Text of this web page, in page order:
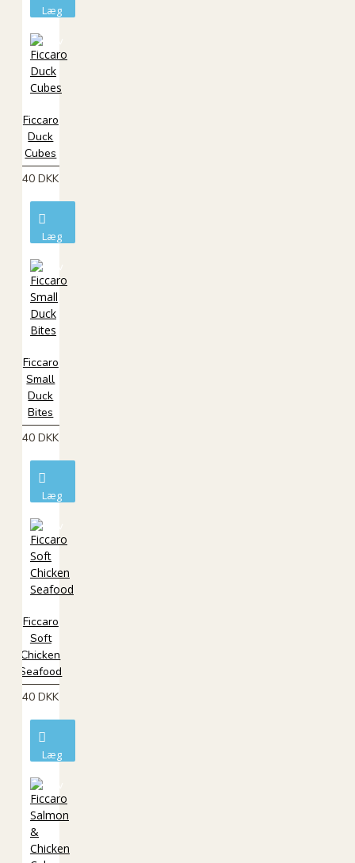
Læg
kurv
Ficcaro
Duck
Cubes
40 DKK
Læg
kurv
Ficcaro
Small
Duck
Bites
40 DKK
Læg
kurv
Ficcaro
Soft
Chicken
Seafood
40 DKK
Læg
kurv